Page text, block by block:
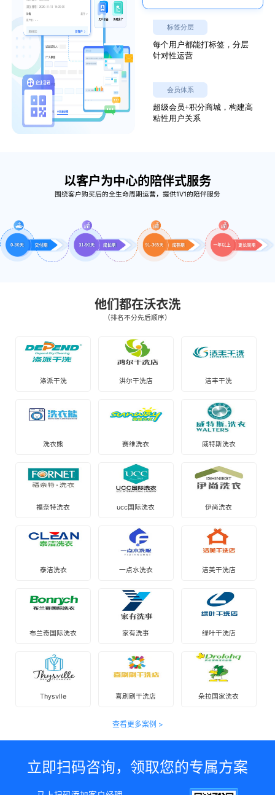
标签分层
每个用户都能打标签，分层
针对性运营
会员体系
超级会员+积分商城，构建高
粘性用户关系
以客户为中心的陪伴式服务
围绕客户购买后的全生命周期运营，提供1V1的陪伴服务
他们都在沃衣洗
（排名不分先后顺序）
涤派干洗 洪尔干洗店 洁丰干洗
洗衣熊 赛维洗衣 威特斯洗衣
福奈特洗衣 ucc国际洗衣 伊尚洗衣
泰洁洗衣 一点水洗衣 洁美干洗店
布兰奇国际洗衣 家有洗事 绿叶干洗店
Thysvlle 喜刷刷干洗店 朵拉国家洗衣
查看更多案例 >
立即扫码咨询，领取您的专属方案